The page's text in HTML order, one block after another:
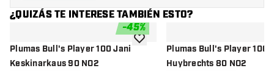
¿QUIZÁS TE INTERESE TAMBIÉN ESTO?
-45%
Plumas Bull's Player 100 Jani
Keskinarkaus 90 NO2
añadir a la lista de deseos
Plumas Bull's Player 100
Huybrechts 80 NO2